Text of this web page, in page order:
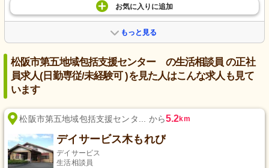
お気に入り に追加
もっと見る
松阪市第五地域包括支援センター の生活相談員 の正社
員求人(日勤専従/未経験可 )を見た人はこんな求人も見て
います
松阪市第五地域包括支援センタ... から5.2km
デイサービス木もれび
デイサービス
生活相談員